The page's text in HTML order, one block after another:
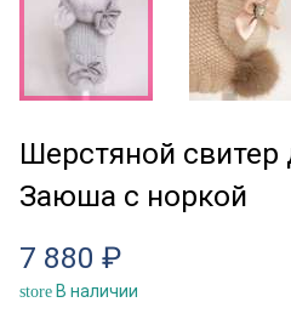
Шерстяной свитер
Заюша с норкой
7 880 ₽
store В наличии